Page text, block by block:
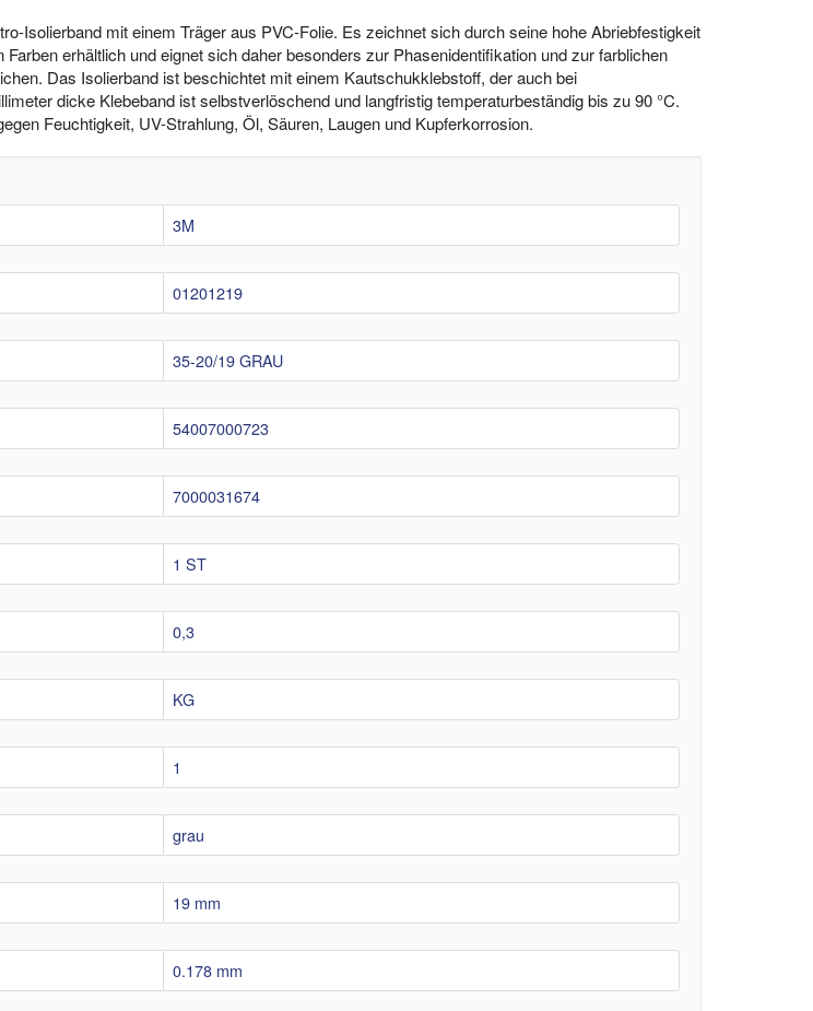
Isolierband mit einem Träger aus PVC-Folie. Es zeichnet sich durch seine hohe Abriebfestigkeit
erhältlich und eignet sich daher besonders zur Phasenidentifikation und zur farblichen
Das Isolierband ist beschichtet mit einem Kautschukklebstoff, der auch bei
dicke Klebeband ist selbstverlöschend und langfristig temperaturbeständig bis zu 90 °C.
Feuchtigkeit, UV-Strahlung, Öl, Säuren, Laugen und Kupferkorrosion.
3M
01201219
35-20/19 GRAU
54007000723
7000031674
1 ST
0,3
KG
1
grau
19 mm
0.178 mm